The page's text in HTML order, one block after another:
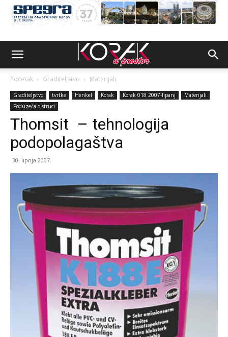
Početak Graditeljstvo Materijali
Graditeljstvo tvrtke Henkel Korak Korak 018 2007-lipanj
Materijali
Poduzeća o struci
Thomsit – tehnologija
podopolagaštva
30. lipnja 2007.